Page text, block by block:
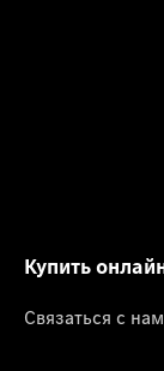
Купить
Связаться с